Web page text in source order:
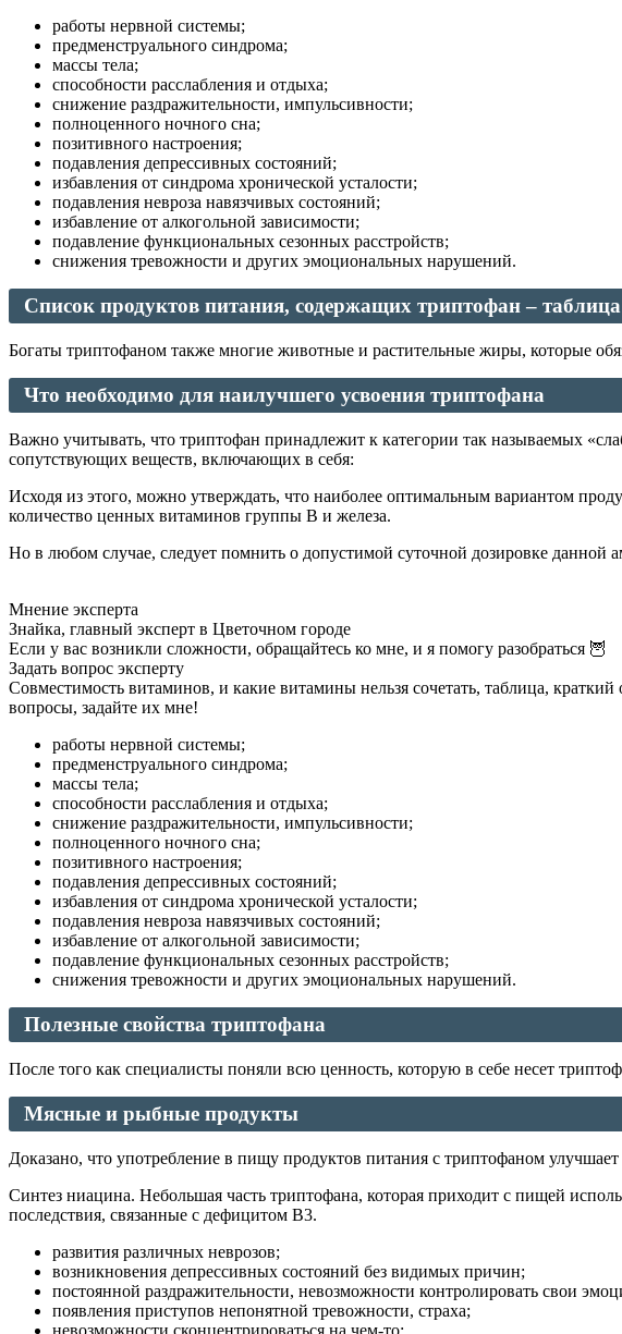
работы нервной системы;
предменструального синдрома;
массы тела;
способности расслабления и отдыха;
снижение раздражительности, импульсивности;
полноценного ночного сна;
позитивного настроения;
подавления депрессивных состояний;
избавления от синдрома хронической усталости;
подавления невроза навязчивых состояний;
избавление от алкогольной зависимости;
подавление функциональных сезонных расстройств;
снижения тревожности и других эмоциональных нарушений.
Список продуктов питания, содержащих триптофан – таблица
Богаты триптофаном также многие животные и растительные жиры, которые
Что необходимо для наилучшего усвоения триптофана
Важно учитывать, что триптофан принадлежит к категории так называемых
сопутствующих веществ, включающих в себя:
Исходя из этого, можно утверждать, что наиболее оптимальным вариантом
количество ценных витаминов группы В и железа.
Но в любом случае, следует помнить о допустимой суточной дозировке данной
Мнение эксперта
Знайка, главный эксперт в Цветочном городе
Если у вас возникли сложности, обращайтесь ко мне, и я помогу разобраться 🦉
Задать вопрос эксперту
Совместимость витаминов, и какие витамины нельзя сочетать, таблица,
вопросы, задайте их мне!
работы нервной системы;
предменструального синдрома;
массы тела;
способности расслабления и отдыха;
снижение раздражительности, импульсивности;
полноценного ночного сна;
позитивного настроения;
подавления депрессивных состояний;
избавления от синдрома хронической усталости;
подавления невроза навязчивых состояний;
избавление от алкогольной зависимости;
подавление функциональных сезонных расстройств;
снижения тревожности и других эмоциональных нарушений.
Полезные свойства триптофана
После того как специалисты поняли всю ценность, которую в себе несет
Мясные и рыбные продукты
Доказано, что употребление в пищу продуктов питания с триптофаном
Синтез ниацина. Небольшая часть триптофана, которая приходит с пищей
последствия, связанные с дефицитом В3.
развития различных неврозов;
возникновения депрессивных состояний без видимых причин;
постоянной раздражительности, невозможности контролировать свои
появления приступов непонятной тревожности, страха;